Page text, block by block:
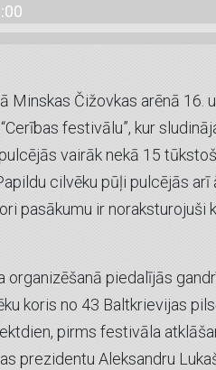
Minskas Čižovkas arēnā 16.
festivālu”, kur
vairāk nekā 15
cilvēku pūļi pulcējās
pasākumu ir
organizēšanā piedalījās
koris no 43 Baltkrievijas
pirms festivāla
prezidentu Aleksandru